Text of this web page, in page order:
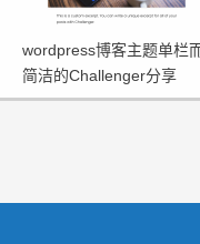
wordpress博客主题单栏
简洁的Challenger分享